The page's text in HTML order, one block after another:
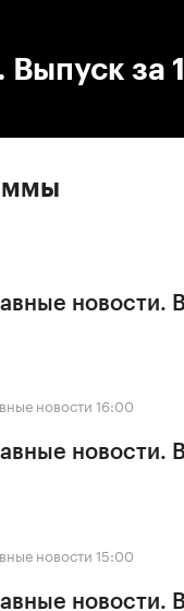
Выпуск за
новости.
новости 16:00
новости 15:00